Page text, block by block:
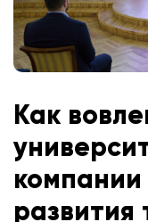
Как
развития